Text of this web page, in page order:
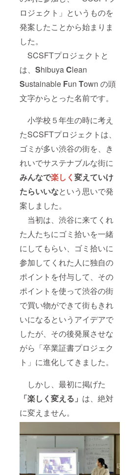
ロジェクト」というものを
発案したことから始まりま
した。
SCSFTプロジェクトと
は、 ShibuyaClean
Sustainable Fun Town の頭
文字からとった名前です。
小学校５年生の時に考え
たSCSFTプロジェクトは、
ゴミが多い渋谷の街を、き
れいでサステナブルな街に
みんなで楽しく 変えていけ
たらいいなという思いで発
案しました。
当初は、渋谷に来てくれ
た人たちにゴミ拾いを一緒
にしてもらい、ゴミ拾いに
参加してくれた人に独自の
ポイントを付与して、その
ポイントを使って渋谷の街
で買い物ができて街もきれ
いになるというアイデアで
したが、その後発展させな
がら「卒業証書プロジェク
ト」に進化してきました。
しかし、最初に掲げた
「楽しく変える」 は、絶対
に変えません。